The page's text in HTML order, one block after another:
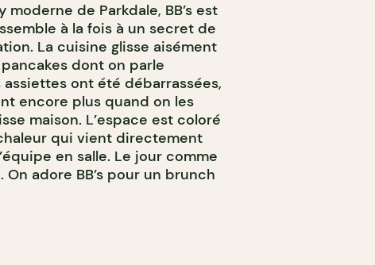
de Parkdale, BB’s est
à la fois à un secret de
La cuisine glisse aisément
dont on parle
ont été débarrassées,
encore plus quand on les
maison. L’espace est coloré
qui vient directement
en salle. Le jour comme
On adore BB’s pour un brunch